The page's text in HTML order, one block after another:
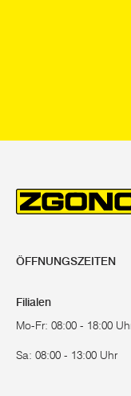
ÖFFNUNGSZEITEN
Filialen
Mo-Fr: 08:00 - 18:00
Sa: 08:00 - 13:00 Uhr